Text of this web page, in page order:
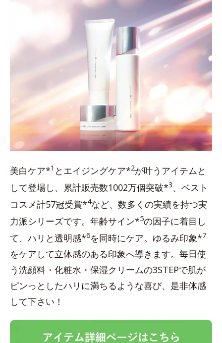
美白ケア*1 とエイジングケア*2が叶うアイテムと
して登場し、累計販売数1002万個突破*3、ベスト
コスメ計57冠受賞*4など、数多くの実績を持つ実
力派シリーズです。年齢サイン*5の因子に着目し
て、ハリと透明感*6を同時にケア。ゆるみ印象*7
をケアして立体感のある印象へ導きます。毎日使
う洗顔料・化粧水・保湿クリームの3STEPで肌が
ピンっとしたハリに満ちるような喜び、是非体感
して下さい！